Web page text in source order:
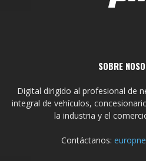
SOBRE
Digital dirigido al profesional de
integral de vehículos,
la industria y el
Contáctanos: